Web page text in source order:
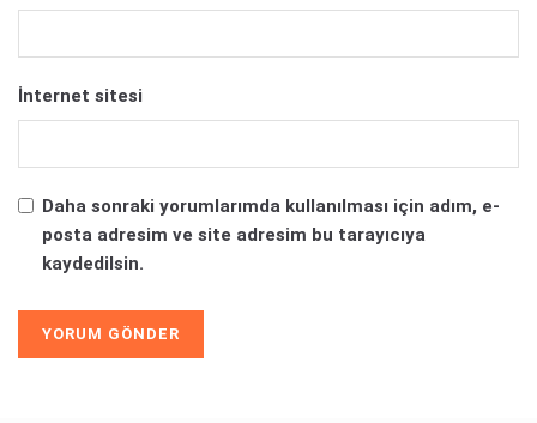
İnternet sitesi
Daha sonraki yorumlarımda kullanılması için adım, e-
posta adresim ve site adresim bu tarayıcıya
kaydedilsin.